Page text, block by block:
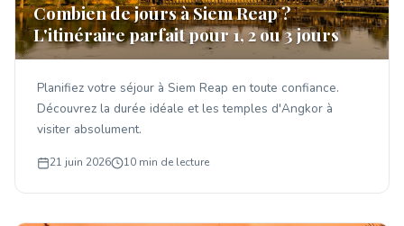
Combien de jours à Siem Reap ?
L'itinéraire parfait pour 1, 2 ou 3 jours
Planifiez votre séjour à Siem Reap en toute confiance.
Découvrez la durée idéale et les temples d'Angkor à
visiter absolument.
21 juin 2026 10 min de lecture